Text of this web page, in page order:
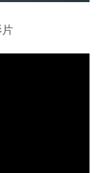
片